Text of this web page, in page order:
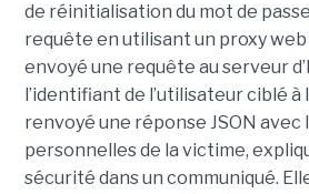
de réinitialisation du mot de
requête en utilisant un proxy web
envoyé une requête au serveur
l’identifiant de l’utilisateur ciblé
renvoyé une réponse JSON avec
personnelles de la victime,
sécurité dans un communiqué.